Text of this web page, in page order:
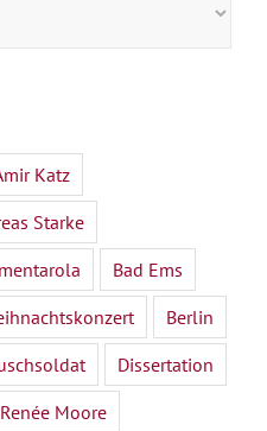
Katz
Starke
Bad Ems
Berlin
Dissertation
Renée Moore